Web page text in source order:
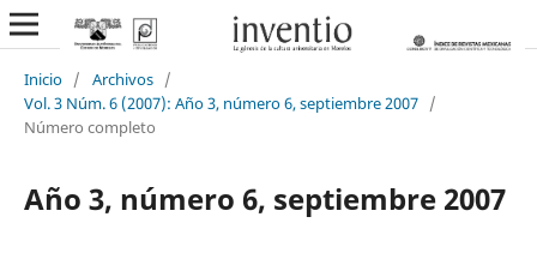
Inicio / Archivos /
Vol. 3 Núm. 6 (2007): Año 3, número 6, septiembre 2007 /
Número completo
Año 3, número 6, septiembre 2007